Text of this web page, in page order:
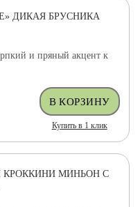
ДИКАЯ БРУСНИКА
и пряный акцент к
Купить в 1 клик
МИНЬОН С